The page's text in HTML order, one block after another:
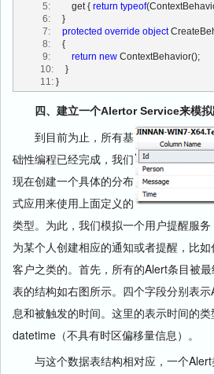
   5:
         get {
return typeof
   6:
     }
   7:
protected override object
   8:
     {
   9:
return new ContextBehavior();
  10:
     }
  11:
}
四、建立一个Alertor Service来模拟
到目前为止，所有基
础性编程已经完成，我们
现在创建一个具体的分布
式应用来使用上面定义的
类型。为此，我们模拟一个用户提醒服
为某个人创建相应的通知或者提醒，比
客户之类的。首先，所有的Alert条目被
表的结构如右图所示。四个字段分别表
息和被触发的时间。这里的表示时间的
datetime（不具有时区偏移量信息）。
与这个数据表结构相对应，一个Alert